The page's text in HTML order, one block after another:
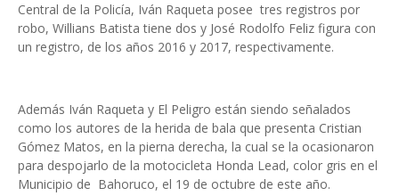
Central de la Policía, Iván Raqueta posee tres registros por
robo, Willians Batista tiene dos y José Rodolfo Feliz figura con
un registro, de los años 2016 y 2017, respectivamente.
Además Iván Raqueta y El Peligro están siendo señalados
como los autores de la herida de bala que presenta Cristian
Gómez Matos, en la pierna derecha, la cual se la ocasionaron
para despojarlo de la motocicleta Honda Lead, color gris en el
Municipio de Bahoruco, el 19 de octubre de este año.